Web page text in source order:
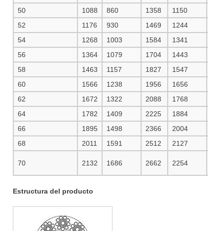
50
1088 860 1358 1150
52
1176 930 1469 1244
54
1268 1003 1584 1341
56
1364 1079 1704 1443
58
1463 1157 1827 1547
60
1566 1238 1956 1656
62
1672 1322 2088 1768
64
1782 1409 2225 1884
66
1895 1498 2366 2004
68
2011 1591 2512 2127
70 2132 1686 2662 2254
Estructura del producto